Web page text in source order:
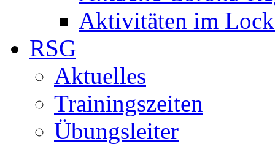
Aktivitäten im
RSG
Aktuelles
Trainingszeiten
Übungsleiter